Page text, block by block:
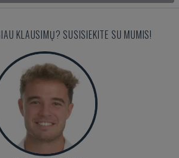
KLAUSIMŲ? SUSISIEKITE SU MUMIS!